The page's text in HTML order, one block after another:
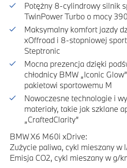
Potężny 8-cylindrowy silnik
TwinPower Turbo o mocy
Maksymalny komfort jazdy
xOffroad i 8-stopniowej
Steptronic
Mocna prezencja dzięki
chłodnicy BMW „Iconic
pakietowi sportowemu M
Nowoczesne technologie i
materiały, takie jak szklane
„CraftedClarity”
BMW X6 M60i xDrive:
Zużycie paliwa, cykl mieszany w
Emisja CO2, cykl mieszany w g/